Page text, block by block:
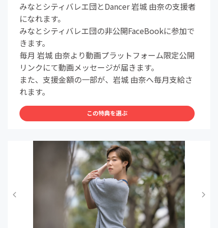
みなとシティバレエ団とDancer 岩城 由奈の支援者
になれます。
みなとシティバレエ団の非公開FaceBookに参加で
きます。
毎月 岩城 由奈より動画プラットフォーム限定公開
リンクにて動画メッセージが届きます。
また、支援金額の一部が、岩城 由奈へ毎月支給さ
れます。
この特典を選ぶ